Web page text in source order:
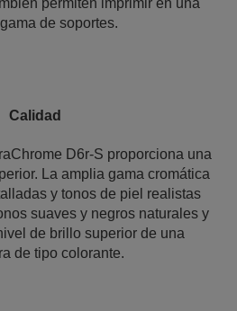
permiten imprimir en una
de soportes.
Calidad
D6r-S proporciona una
La amplia gama cromática
y tonos de piel realistas
suaves y negros naturales y
de brillo superior de una
de tipo colorante.